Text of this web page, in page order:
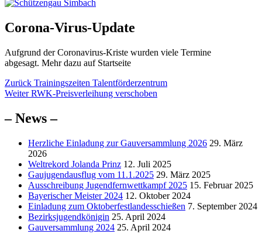
Corona-Virus-Update
Aufgrund der Coronavirus-Kriste wurden viele Termine
abgesagt. Mehr dazu auf Startseite
Beitragsnavigation
Zurück Vorheriger
Beitrag:
Trainingszeiten Talentförderzentrum
Weiter Nächster
RWK-Preisverleihung verschoben
– News –
Herzliche Einladung zur Gauversammlung 2026 29. März
2026
Weltrekord Jolanda Prinz 12. Juli 2025
Gaujugendausflug vom 11.1.2025 29. März 2025
Ausschreibung Jugendfernwettkampf 2025 15. Februar 2025
Bayerischer Meister 2024 12. Oktober 2024
Einladung zum Oktoberfestlandesschießen 7. September 2024
Bezirksjugendkönigin 25. April 2024
Gauversammlung 2024 25. April 2024